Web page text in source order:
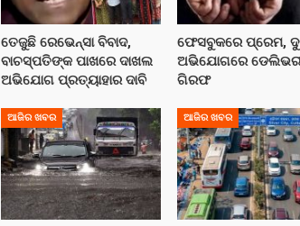
ତେଜୁଛି ରେଭେନ୍ସା ବିବାଦ,
ବାଚସ୍ପତିଙ୍କ ପାଖରେ ଦାଖଲ
ଅଭିଯୋଗ ପ୍ରତ୍ୟାହାର ଦାବି
ଫେସବୁକରେ ପ୍ରେମ,
ଅଭିଯୋଗରେ
ଗିରଫ
ଆଜିର ଖବର ଆଜିର ଖବର